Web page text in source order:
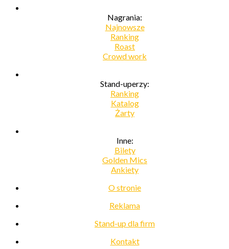
Nagrania:
Najnowsze
Ranking
Roast
Crowd work
Stand-uperzy:
Ranking
Katalog
Żarty
Inne:
Bilety
Golden Mics
Ankiety
O stronie
Reklama
Stand-up dla firm
Kontakt